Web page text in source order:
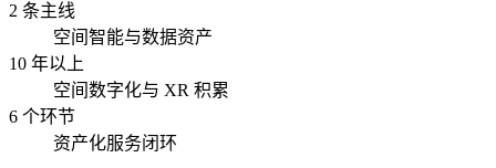
2 条主线
空间智能与数据资产
10 年以上
空间数字化与 XR 积累
6 个环节
资产化服务闭环